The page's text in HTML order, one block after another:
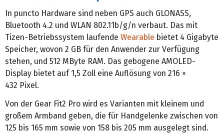
In puncto Hardware sind neben GPS auch GLONASS,
Bluetooth 4.2 und WLAN 802.11b/g/n verbaut. Das mit
Tizen-Betriebssystem laufende Wearable bietet 4 Gigabyte
Speicher, wovon 2 GB für den Anwender zur Verfügung
stehen, und 512 MByte RAM. Das gebogene AMOLED-
Display bietet auf 1,5 Zoll eine Auflösung von 216 ×
432 Pixel.
Von der Gear Fit2 Pro wird es Varianten mit kleinem und
großem Armband geben, die für Handgelenke zwischen von
125 bis 165 mm sowie von 158 bis 205 mm ausgelegt sind.